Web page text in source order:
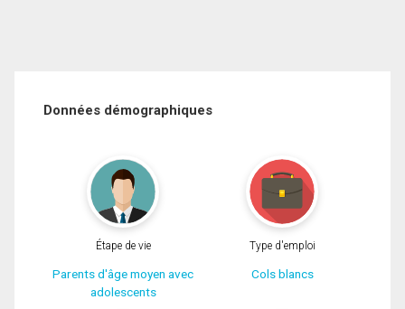
Données démographiques
Étape de vie
Parents d'âge moyen avec
adolescents
Type d'emploi
Cols blancs